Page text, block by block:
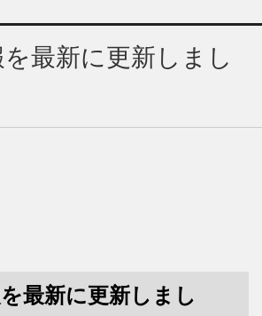
最新に更新しまし
最新に更新しまし